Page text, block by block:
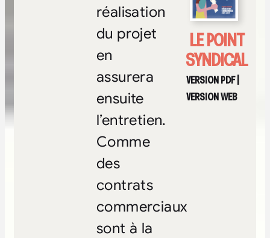
LE POINT
SYNDICAL
VERSION PDF|
VERSION WEB
réalisation
du projet
en
assurera
ensuite
l’entretien.
Comme
des
contrats
commerciaux
sont à la